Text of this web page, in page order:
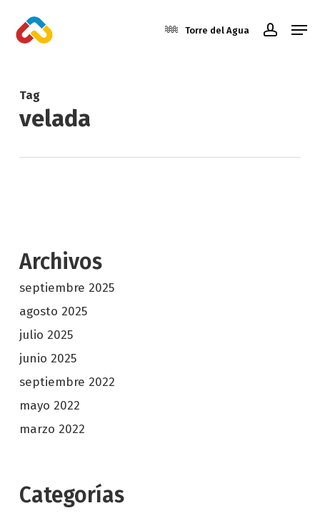
main
Torre del Agua account
Tag
velada
Archivos
septiembre 2025
agosto 2025
julio 2025
junio 2025
septiembre 2022
mayo 2022
marzo 2022
Categorías